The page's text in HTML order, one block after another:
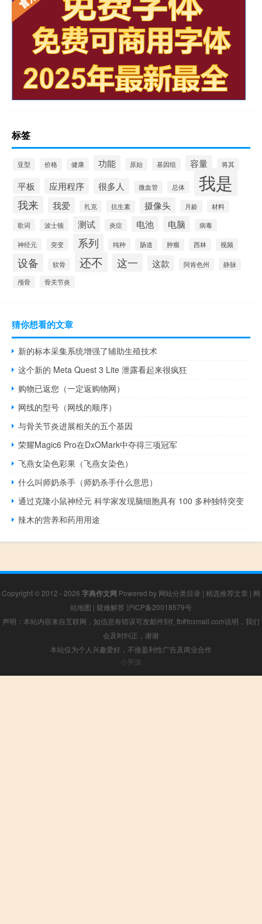
标签
亚型 价格 健康 功能 原始 基因组 容量 将其
平板 应用程序 很多人 微血管 总体 我是
我来 我爱 扎克 抗生素 摄像头 月龄 材料
歌词 波士顿 测试 炎症 电池 电脑 病毒
神经元 突变 系列 纯种 肠道 肿瘤 西林 视频
设备 软骨 还不 这一 这款 阿肯色州
静脉
颅骨
骨关节炎
猜你想看的文章
新的标本采集系统增强了辅助生殖技术
这个新的 Meta Quest 3 Lite 泄露看起来很疯狂
购物已返您（一定返购物网）
网线的型号（网线的顺序）
与骨关节炎进展相关的五个基因
荣耀Magic6 Pro在DxOMark中夺得三项冠军
飞燕女染色彩果（飞燕女染色）
什么叫师奶杀手（师奶杀手什么意思）
通过克隆小鼠神经元 科学家发现脑细胞具有 100 多种独特突变
辣木的营养和药用用途
Copyright © 2012 - 2026 字典作文网 Powered by 网站分类目录 | 精选推荐文章 | 网
站地图 | 疑难解答 沪ICP备20018579号
声明：本站内容来自互联网，如信息有错误可发邮件到f_fb#foxmail.com说明，我们
会及时纠正，谢谢
本站仅为个人兴趣爱好，不接盈利性广告及商业合作
小男孩